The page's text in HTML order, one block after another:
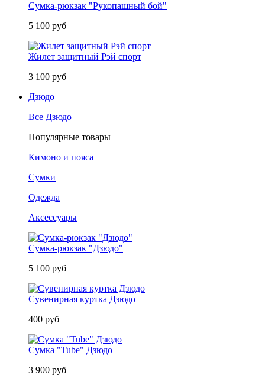
Сумка-рюкзак "Рукопашный бой"
5 100 руб
Жилет защитный Рэй спорт
3 100 руб
Дзюдо
Все Дзюдо
Популярные товары
Кимоно и пояса
Сумки
Одежда
Аксессуары
Сумка-рюкзак "Дзюдо"
5 100 руб
Сувенирная куртка Дзюдо
400 руб
Сумка "Tube" Дзюдо
3 900 руб